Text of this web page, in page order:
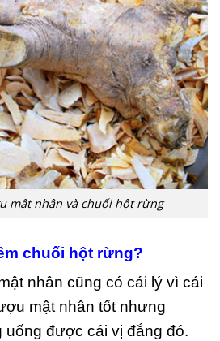
mật nhân và chuối hột rừng
chuối hột rừng?
nhân cũng có cái lý vì cái
mật nhân tốt nhưng
uống được cái vị đắng đó.